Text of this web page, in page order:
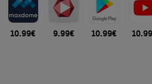
10.99€ 9.99€ 10.99€